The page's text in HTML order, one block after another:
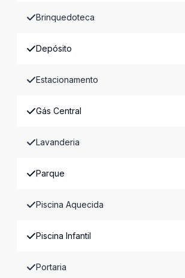
Brinquedoteca
Depósito
Estacionamento
Gás Central
Lavanderia
Parque
Piscina Aquecida
Piscina Infantil
Portaria